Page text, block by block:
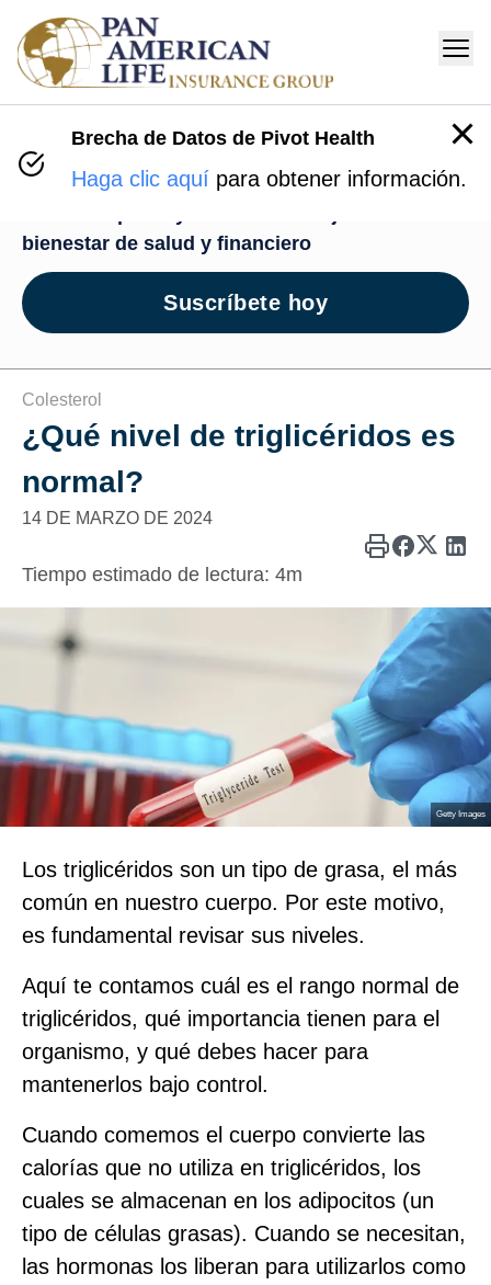
Centro de Bienestar
bienestar de salud y financiero
Suscríbete hoy
Colesterol
¿Qué nivel de triglicéridos es
normal?
14 DE MARZO DE 2024
Tiempo estimado de lectura: 4m
Getty Images
Los triglicéridos son un tipo de grasa, el más
común en nuestro cuerpo. Por este motivo,
es fundamental revisar sus niveles.
Aquí te contamos cuál es el rango normal de
triglicéridos, qué importancia tienen para el
organismo, y qué debes hacer para
mantenerlos bajo control.
Cuando comemos el cuerpo convierte las
calorías que no utiliza en triglicéridos, los
cuales se almacenan en los adipocitos (un
tipo de células grasas). Cuando se necesitan,
las hormonas los liberan para utilizarlos como
Brecha de Datos de Pivot Health
Haga clic aquí para obtener información.